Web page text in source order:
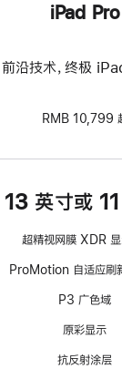
iPad Pro
前沿技术，终极
RMB 10,799
13 英寸或
超精视网膜 XDR
注
ProMotion 自适应刷
P3 广色域
原彩显示
抗反射涂层